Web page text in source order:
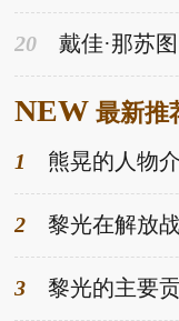
20 戴佳·那苏图
NEW最新推
1 熊晃的人物
2 黎光在解放
3 黎光的主要